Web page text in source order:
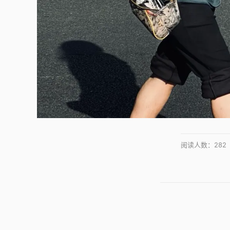
阅读人数： 282